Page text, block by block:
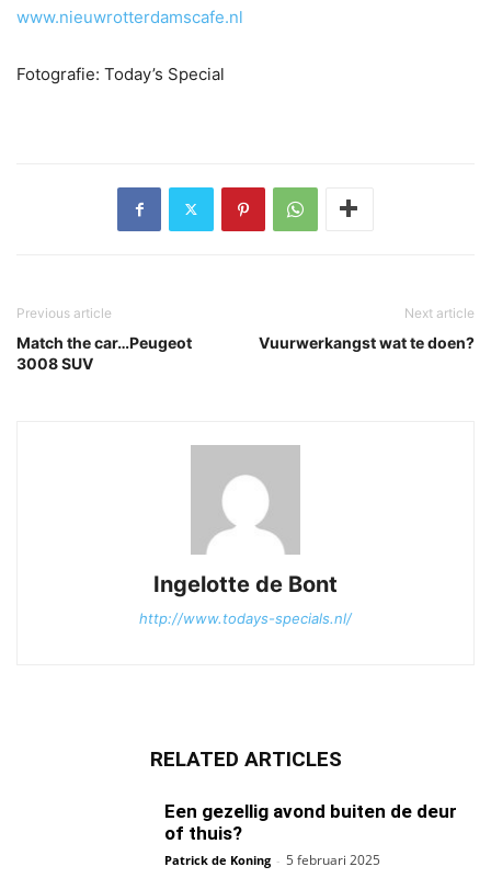
www.nieuwrotterdamscafe.nl
Fotografie: Today’s Special
Previous article
Match the car…Peugeot
3008 SUV
Next article
Vuurwerkangst wat te doen?
Ingelotte de Bont
http://www.todays-specials.nl/
RELATED ARTICLES
Een gezellig avond buiten de deur
of thuis?
Patrick de Koning - 5 februari 2025